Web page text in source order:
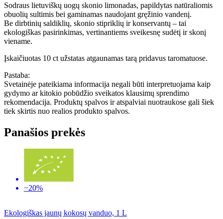
Sodraus lietuviškų uogų skonio limonadas, papildytas natūraliomis
obuolių sultimis bei gaminamas naudojant gręžinio vandenį.
Be dirbtinių saldiklių, skonio stipriklių ir konservantų – tai
ekologiškas pasirinkimas, vertinantiems sveikesnę sudėtį ir skonį
viename.
Įskaičiuotas 10 ct užstatas atgaunamas tarą pridavus taromatuose.
Pastaba:
Svetainėje pateikiama informacija negali būti interpretuojama kaip
gydymo ar kitokio pobūdžio sveikatos klausimų sprendimo
rekomendacija. Produktų spalvos ir atspalviai nuotraukose gali šiek
tiek skirtis nuo realios produkto spalvos.
Panašios prekės
−20%
Ekologiškas jaunų kokosų vanduo, 1 L